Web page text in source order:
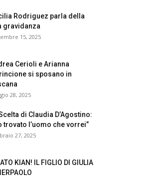
Rodriguez parla della
gravidanza
15, 2025
Cerioli e Arianna
si sposano in
28, 2025
di Claudia D’Agostino:
trovato l’uomo che vorrei”
27, 2025
KIAN! IL FIGLIO DI GIULIA